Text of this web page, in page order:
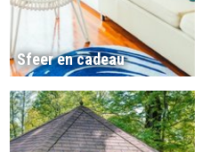
Sfeer en cadeau